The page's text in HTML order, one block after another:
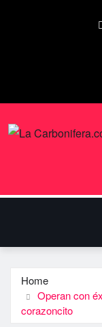
Home
Operan con
corazoncito